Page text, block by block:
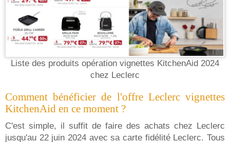
Liste des produits opération vignettes KitchenAid 2024
chez Leclerc
Comment bénéficier de l'offre Leclerc vignettes
KitchenAid en ce moment ?
C'est simple, il suffit de faire des achats chez Leclerc
jusqu'au 22 juin 2024 avec sa carte fidélité Leclerc. Tous